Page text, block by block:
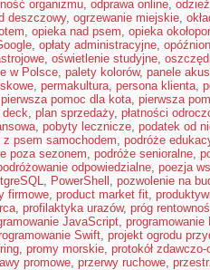
organizmu, odprawa online,
deszczowy, ogrzewanie miejskie,
, opieka nad psem, opieka
, opłaty administracyjne,
, oświetlenie studyjne,
w Polsce, palety kolorów, panele
, permakultura, persona klienta,
pierwsza pomoc dla kota, pierwsza
deck, plan sprzedaży, płatności
, pobyty lecznicze, podatek od
z psem samochodem, podróże
poza sezonem, podróże senioralne,
odpowiedzialne, poezja
, PowerShell , pozwolenie na
firmowe, product market fit,
, profilaktyka urazów, próg
JavaScript, programowanie
Swift, projekt ogrodu
, promy morskie, protokół
promowe, przerwy ruchowe,